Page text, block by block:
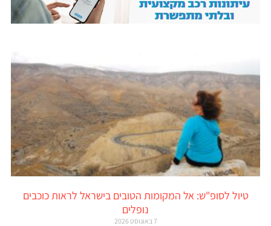
טיול לסופ"ש: אל המקומות הטובים בישראל לראות כוכבים
נופלים
7 באוגוסט 2026